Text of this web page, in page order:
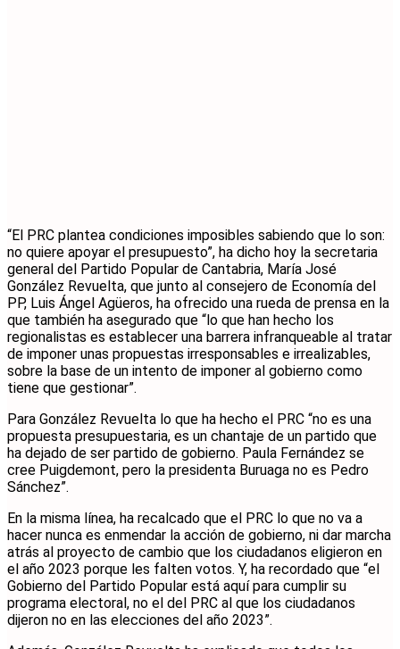
“El PRC plantea condiciones imposibles sabiendo que lo son:
no quiere apoyar el presupuesto”, ha dicho hoy la secretaria
general del Partido Popular de Cantabria, María José
González Revuelta, que junto al consejero de Economía del
PP, Luis Ángel Agüeros, ha ofrecido una rueda de prensa en la
que también ha asegurado que “lo que han hecho los
regionalistas es establecer una barrera infranqueable al tratar
de imponer unas propuestas irresponsables e irrealizables,
sobre la base de un intento de imponer al gobierno como
tiene que gestionar”.
Para González Revuelta lo que ha hecho el PRC “no es una
propuesta presupuestaria, es un chantaje de un partido que
ha dejado de ser partido de gobierno. Paula Fernández se
cree Puigdemont, pero la presidenta Buruaga no es Pedro
Sánchez”.
En la misma línea, ha recalcado que el PRC lo que no va a
hacer nunca es enmendar la acción de gobierno, ni dar marcha
atrás al proyecto de cambio que los ciudadanos eligieron en
el año 2023 porque les falten votos. Y, ha recordado que “el
Gobierno del Partido Popular está aquí para cumplir su
programa electoral, no el del PRC al que los ciudadanos
dijeron no en las elecciones del año 2023”.